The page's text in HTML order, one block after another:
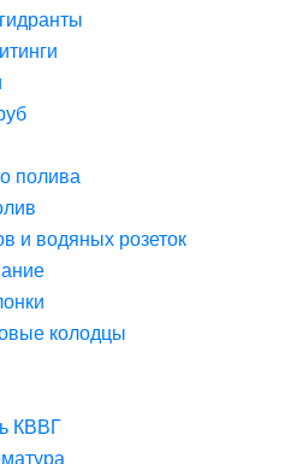
полива
и водяных розеток
колодцы
КВВГ